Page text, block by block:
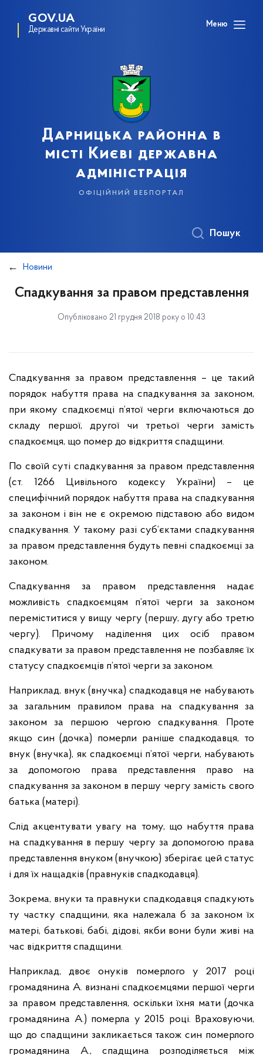
GOV.UA
Державні сайти України
Меню
Дарницька районна в
місті Києві державна
адміністрація
офіційний вебпортал
Пошук
Новини
Спадкування за правом представлення
Опубліковано 21 грудня 2018 року о 10:43
Спадкування за правом представлення – це такий
порядок набуття права на спадкування за законом,
при якому спадкоємці п’ятої черги включаються до
складу першої, другої чи третьої черги замість
спадкоємця, що помер до відкриття спадщини.
По своїй суті спадкування за правом представлення
(ст. 1266 Цивільного кодексу України) – це
специфічний порядок набуття права на спадкування
за законом і він не є окремою підставою або видом
спадкування. У такому разі суб’єктами спадкування
за правом представлення будуть певні спадкоємці за
законом.
Спадкування за правом представлення надає
можливість спадкоємцям п’ятої черги за законом
переміститися у вищу чергу (першу, дугу або третю
чергу). Причому наділення цих осіб правом
спадкувати за правом представлення не позбавляє їх
статусу спадкоємців п’ятої черги за законом.
Наприклад, внук (внучка) спадкодавця не набувають
за загальним правилом права на спадкування за
законом за першою чергою спадкування. Проте
якщо син (дочка) померли раніше спадкодавця, то
внук (внучка), як спадкоємці п’ятої черги, набувають
за допомогою права представлення право на
спадкування за законом в першу чергу замість свого
батька (матері).
Слід акцентувати увагу на тому, що набуття права
на спадкування в першу чергу за допомогою права
представлення внуком (внучкою) зберігає цей статус
і для їх нащадків (правнуків спадкодавця).
Зокрема, внуки та правнуки спадкодавця спадкують
ту частку спадщини, яка належала б за законом їх
матері, батькові, бабі, дідові, якби вони були живі на
час відкриття спадщини.
Наприклад, двоє онуків померлого у 2017 році
громадянина А. визнані спадкоємцями першої черги
за правом представлення, оскільки їхня мати (дочка
громадянина А.) померла у 2015 році. Враховуючи,
що до спадщини закликається також син померлого
громадянина А., спадщина розподіляється між